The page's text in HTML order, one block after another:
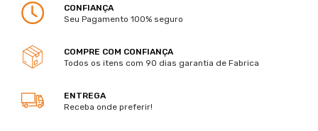
CONFIANÇA
Seu Pagamento 100% seguro
COMPRE COM CONFIANÇA
Todos os itens com 90 dias garantia de Fabrica
ENTREGA
Receba onde preferir!